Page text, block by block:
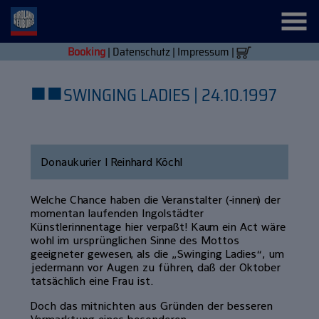
Booking| Datenschutz| Impressum |
■■SWINGING LADIES | 24.10.1997
Donaukurier | Reinhard Köchl
Welche Chance haben die Veranstalter (-innen) der
momentan laufenden Ingolstädter
Künstlerinnentage hier verpaßt! Kaum ein Act wäre
wohl im ursprünglichen Sinne des Mottos
geeigneter gewesen, als die „Swinging Ladies“, um
jedermann vor Augen zu führen, daß der Oktober
tatsächlich eine Frau ist.
Doch das mitnichten aus Gründen der besseren